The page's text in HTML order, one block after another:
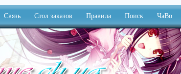
Связь Стол заказов Правила Поиск ЧаВо